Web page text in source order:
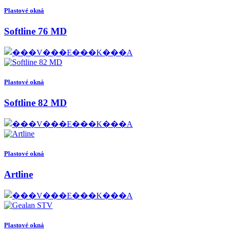
Plastové okná
Softline 76 MD
Plastové okná
Softline 82 MD
Plastové okná
Artline
Plastové okná